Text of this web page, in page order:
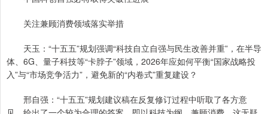
关注兼顾消费领域落实举措
天玉：“十五五”规划强调“科技自立自强与民生改善并重”，在半导
体、6G、量子科技等“卡脖子”领域，2026年应如何平衡“国家战略投
入”与“市场竞争活力”，避免新的“内卷式”重复建设？
邢自强：“十五五”规划建议稿在反复修订过程中听取了各方意